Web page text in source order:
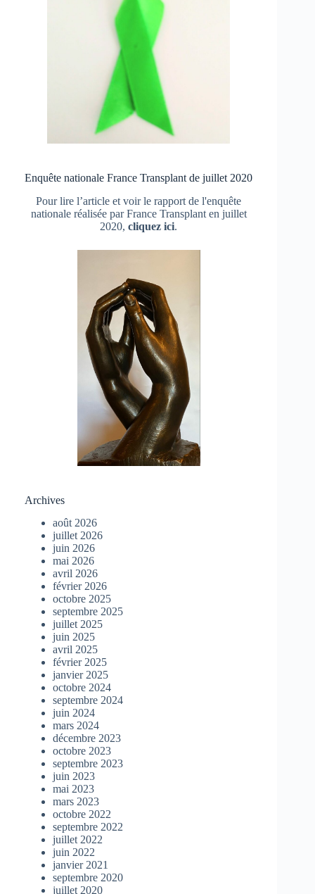
Enquête nationale France Transplant de juillet 2020
Pour lire l’article et voir le rapport de l'enquête
nationale réalisée par France Transplant en juillet
2020,cliquez ici.
Archives
août 2026
juillet 2026
juin 2026
mai 2026
avril 2026
février 2026
octobre 2025
septembre 2025
juillet 2025
juin 2025
avril 2025
février 2025
janvier 2025
octobre 2024
septembre 2024
juin 2024
mars 2024
décembre 2023
octobre 2023
septembre 2023
juin 2023
mai 2023
mars 2023
octobre 2022
septembre 2022
juillet 2022
juin 2022
janvier 2021
septembre 2020
juillet 2020